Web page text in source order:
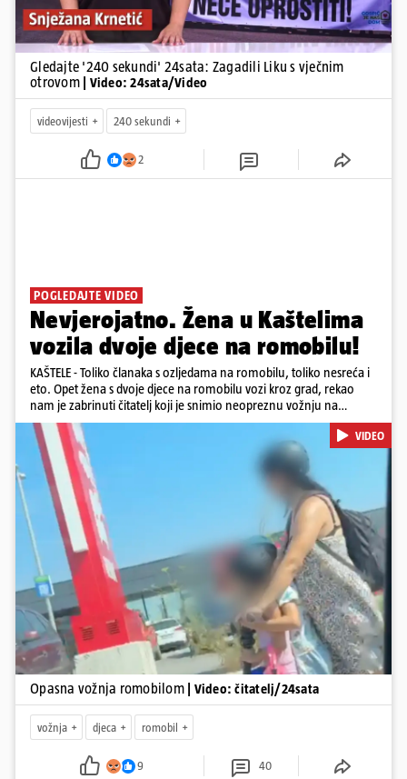
Gledajte '240 sekundi' 24sata: Zagadili Liku s vječnim
otrovom
| Video: 24sata/Video
videovijesti 240 sekundi
2
POGLEDAJTE VIDEO
Nevjerojatno. Žena u Kaštelima
vozila dvoje djece na romobilu!
KAŠTELE - Toliko članaka s ozljedama na romobilu, toliko nesreća i
eto. Opet žena s dvoje djece na romobilu vozi kroz grad, rekao
nam je zabrinuti čitatelj koji je snimio neopreznu vožnju na
romobilu u četvrtak prijepodne kroz Kaštele. Podsjetimo, mjesec i
pol od smrti dječaka (14) u Metkoviću, pad s električnog romobila
odnio je još jedan mladi život. Unatoč naporima liječnika KBC-a
Zagreb, u ponedjeljak maloljetnik je podlegao ozljedama
zadobivenima u padu s romobila.
Pokretanje videa...
VIDEO
Opasna vožnja romobilom | Video: čitatelj/24sata
vožnja djeca romobil
9 40